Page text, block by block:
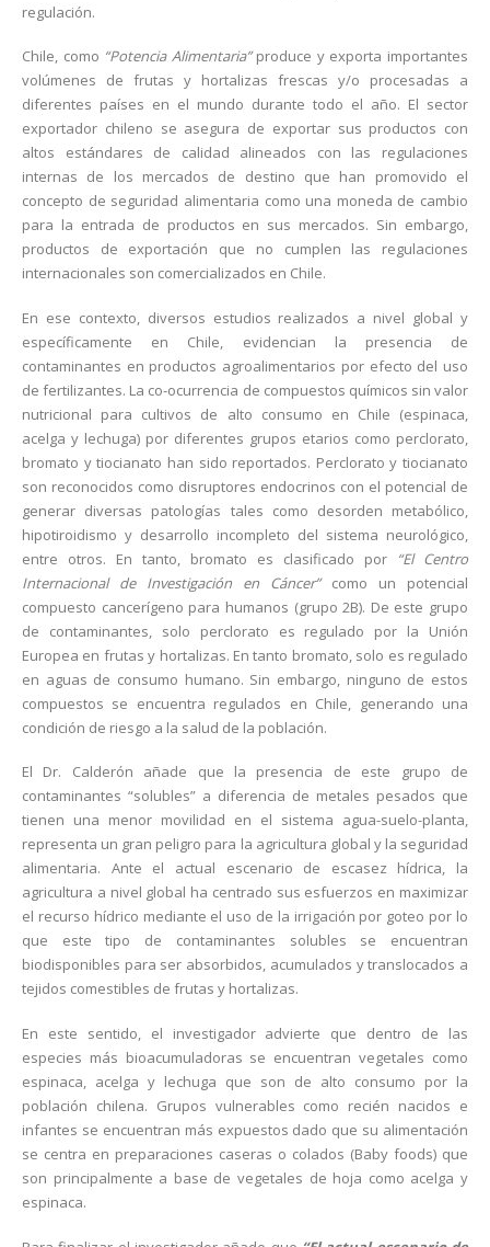
regulación.
Chile, como “Potencia Alimentaria”produce y exporta importantes
volúmenes de frutas y hortalizas frescas y/o procesadas a
diferentes países en el mundo durante todo el año. El sector
exportador chileno se asegura de exportar sus productos con
altos estándares de calidad alineados con las regulaciones
internas de los mercados de destino que han promovido el
concepto de seguridad alimentaria como una moneda de cambio
para la entrada de productos en sus mercados. Sin embargo,
productos de exportación que no cumplen las regulaciones
internacionales son comercializados en Chile.
En ese contexto, diversos estudios realizados a nivel global y
específicamente en Chile, evidencian la presencia de
contaminantes en productos agroalimentarios por efecto del uso
de fertilizantes. La co-ocurrencia de compuestos químicos sin valor
nutricional para cultivos de alto consumo en Chile (espinaca,
acelga y lechuga) por diferentes grupos etarios como perclorato,
bromato y tiocianato han sido reportados. Perclorato y tiocianato
son reconocidos como disruptores endocrinos con el potencial de
generar diversas patologías tales como desorden metabólico,
hipotiroidismo y desarrollo incompleto del sistema neurológico,
entre otros. En tanto, bromato es clasificado por “El Centro
Internacional de Investigación en Cáncer”como un potencial
compuesto cancerígeno para humanos (grupo 2B). De este grupo
de contaminantes, solo perclorato es regulado por la Unión
Europea en frutas y hortalizas. En tanto bromato, solo es regulado
en aguas de consumo humano. Sin embargo, ninguno de estos
compuestos se encuentra regulados en Chile, generando una
condición de riesgo a la salud de la población.
El Dr. Calderón añade que la presencia de este grupo de
contaminantes “solubles” a diferencia de metales pesados que
tienen una menor movilidad en el sistema agua-suelo-planta,
representa un gran peligro para la agricultura global y la seguridad
alimentaria. Ante el actual escenario de escasez hídrica, la
agricultura a nivel global ha centrado sus esfuerzos en maximizar
el recurso hídrico mediante el uso de la irrigación por goteo por lo
que este tipo de contaminantes solubles se encuentran
biodisponibles para ser absorbidos, acumulados y translocados a
tejidos comestibles de frutas y hortalizas.
En este sentido, el investigador advierte que dentro de las
especies más bioacumuladoras se encuentran vegetales como
espinaca, acelga y lechuga que son de alto consumo por la
población chilena. Grupos vulnerables como recién nacidos e
infantes se encuentran más expuestos dado que su alimentación
se centra en preparaciones caseras o colados (Baby foods) que
son principalmente a base de vegetales de hoja como acelga y
espinaca.